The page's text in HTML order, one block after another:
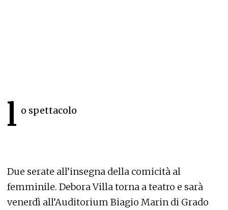
l o spettacolo
Due serate all’insegna della comicità al
femminile. Debora Villa torna a teatro e sarà
venerdì all’Auditorium Biagio Marin di Grado